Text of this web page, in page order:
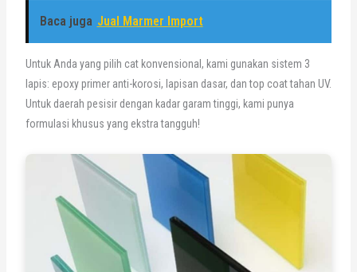
Baca juga Jual Marmer Import
Untuk Anda yang pilih cat konvensional, kami gunakan sistem 3
lapis: epoxy primer anti-korosi, lapisan dasar, dan top coat tahan UV.
Untuk daerah pesisir dengan kadar garam tinggi, kami punya
formulasi khusus yang ekstra tangguh!